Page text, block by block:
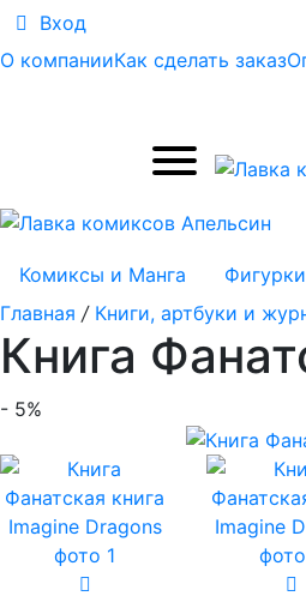
Вход
О компанииКак сделать заказ
Комиксы и Манга
Главная / Книги, артбуки и
Книга
- 5%